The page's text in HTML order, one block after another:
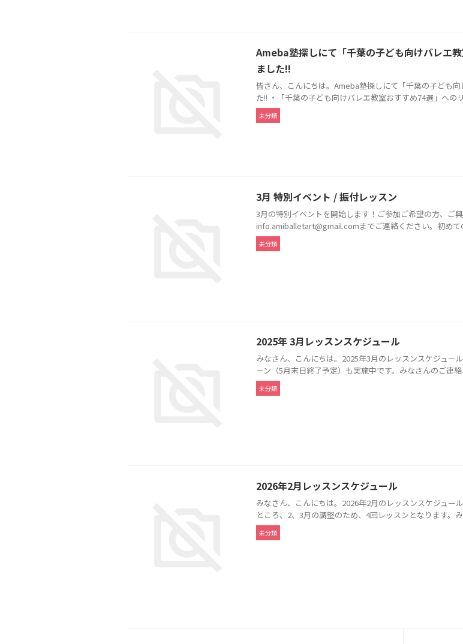
Ameba塾探しにて「千葉の子ども向けバレエ
ました!!
皆さん、こんにちは。Ameba塾探しにて「千葉の子ども
た!! ・「千葉の子ども向けバレエ教室おすすめ74選」への
未分類
3月 特別イベント / 振付レッスン
3月の特別イベントを開始します！ご参加ご希望の方、ご
info.amiballetart@gmail.comまでご連絡ください。初めて
未分類
2025年 3月レッスンスケジュール
みなさん、こんにちは。2025年3月のレッスンスケジュー
ーン（5月末日終了予定）も実施中です。みなさんのご連
未分類
2026年2月レッスンスケジュール
みなさん、こんにちは。2026年2月のレッスンスケジュー
ところ、2、3月の調整のため、4回レッスンとなります。
未分類